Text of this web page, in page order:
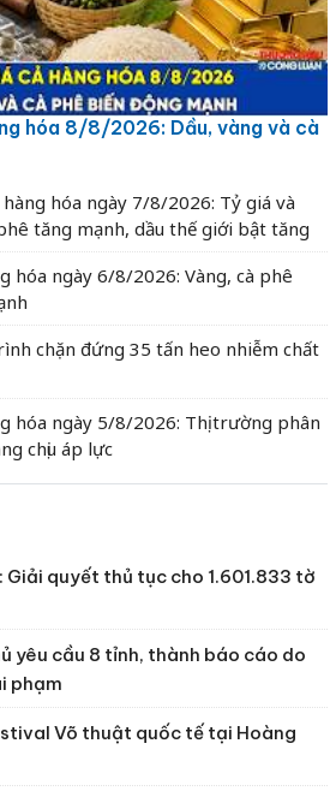
hóa 8/8/2026: Dầu, vàng và cà
hóa ngày 7/8/2026: Tỷ giá và
tăng mạnh, dầu thế giới bật tăng
hóa ngày 6/8/2026: Vàng, cà phê
chặn đứng 35 tấn heo nhiễm chất
hóa ngày 5/8/2026: Thị trường phân
chịu áp lực
Giải quyết thủ tục cho 1.601.833 tờ
yêu cầu 8 tỉnh, thành báo cáo do
phạm
Võ thuật quốc tế tại Hoàng